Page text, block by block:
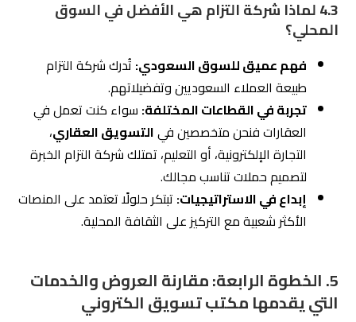
5.1كيفية مقارنة عروض مكتب تسويق الكتروني
قم بمراجعة جميع الخدمات التي يقدمها المكتب. يجب
أن تشمل الخدمات الأساسية مثل:
تحسين محركات البحث (SEO):
لضمان ظهور
موقعك في نتائج البحث الأولى.
إدارة الحملات الإعلانية المدفوعة:
Ads للوصول إلى العملاء المحتملين.
إدارة وسائل التواصل الاجتماعي:لإنشاء محتوى
تصميم المواقع الإلكترونية:
لإنشاء موقع احترافي
يعكس هوية شركتك.